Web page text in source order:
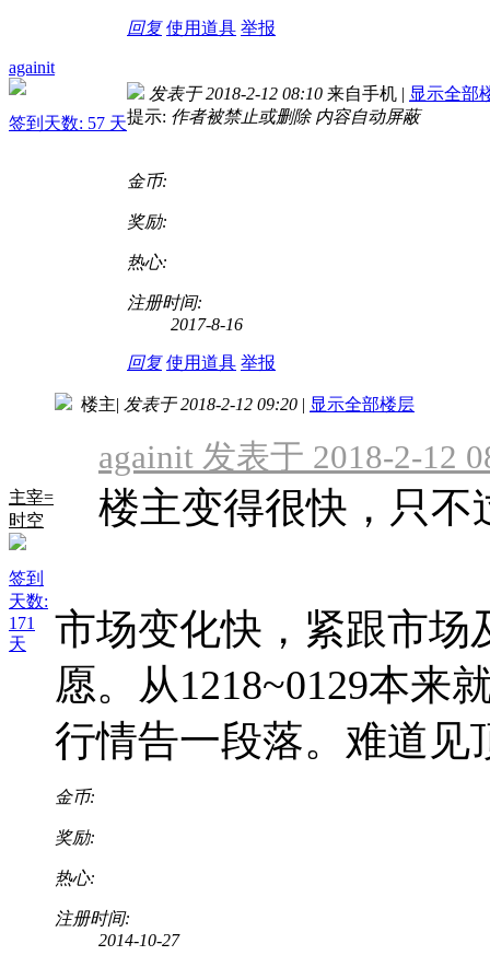
回复 使用道具 举报
againit
签到天数: 57 天
发表于 2018-2-12 08:10 来自手机 | 显示全部
提示: 作者被禁止或删除 内容自动屏蔽
金币:
奖励:
热心:
注册时间:
2017-8-16
回复 使用道具 举报
主宰=
时空
签到
天数:
171
天
楼主| 发表于 2018-2-12 09:20 | 显示全部楼层
againit 发表于 2018-2-12
楼主变得很快，只不
市场变化快，紧跟市场
愿。从1218~0129本来
行情告一段落。难道见
金币:
奖励:
热心:
注册时间:
2014-10-27